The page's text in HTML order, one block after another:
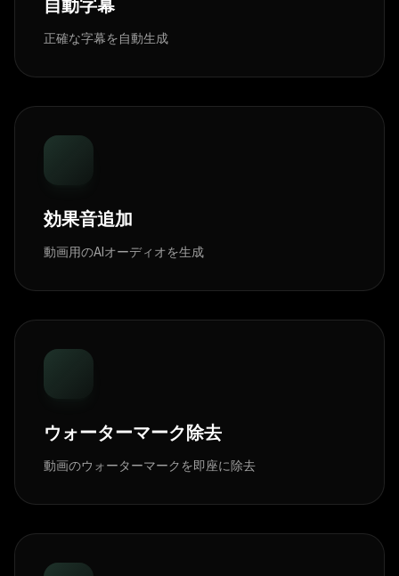
自動字幕
正確な字幕を自動生成
効果音追加
動画用のAIオーディオを生成
ウォーターマーク除去
動画のウォーターマークを即座に除去